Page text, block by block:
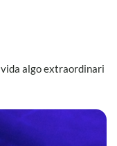
vida algo extraordinari